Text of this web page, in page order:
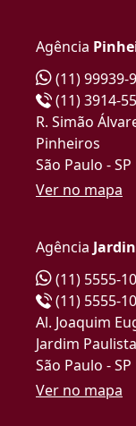
Agência
(11) 99939-
(11) 3914-
R. Simão
Pinheiros
São Paulo - SP
Ver no mapa
Agência
(11) 5555-
(11) 5555-
Al. Joaquim
Jardim Paulista
São Paulo - SP
Ver no mapa